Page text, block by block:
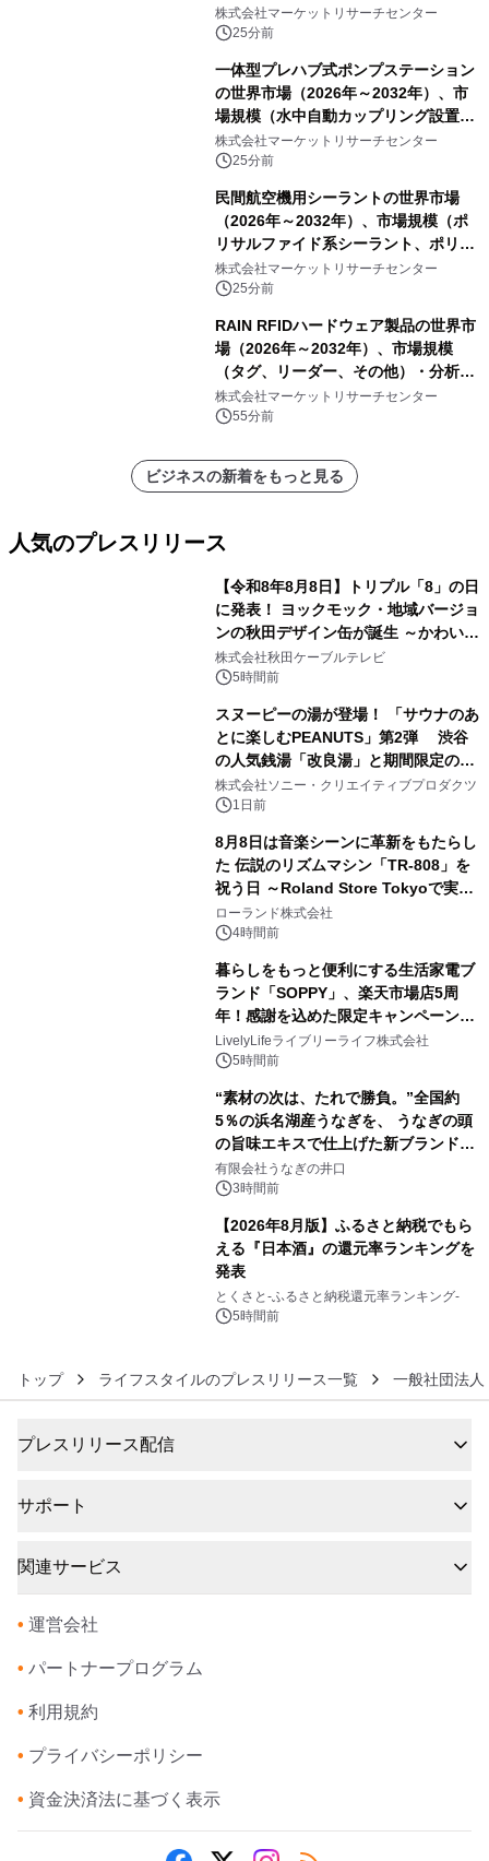
ン発電機セット、風力タービン、太陽
光発電機セット、その他）・分析レポ
株式会社マーケットリサーチセンター
25分前
一体型プレハブ式ポンプステーション
の世界市場（2026年～2032年）、市
場規模（水中自動カップリング設置、
陸上設置）・分析レポートを発表
株式会社マーケットリサーチセンター
25分前
民間航空機用シーラントの世界市場
（2026年～2032年）、市場規模（ポ
リサルファイド系シーラント、ポリチ
オエーテル系シーラント、シリコーン
系シーラント、その他）・分析レポー
株式会社マーケットリサーチセンター
25分前
RAIN RFIDハードウェア製品の世界市
場（2026年～2032年）、市場規模
（タグ、リーダー、その他）・分析レ
ポートを発表
株式会社マーケットリサーチセンター
55分前
ビジネスの新着をもっと見る
人気のプレスリリース
【令和8年8月8日】トリプル「8」の日
に発表！ ヨックモック・地域バージョ
ンの秋田デザイン缶が誕生 ～かわいい
秋田犬の子犬と秋田の四季と名所を巡
るパッケージ～ 9月1日(火)秋田県内で
株式会社秋田ケーブルテレビ
5時間前
スヌーピーの湯が登場！ 「サウナのあ
とに楽しむPEANUTS」第2弾 渋谷
の人気銭湯「改良湯」と期間限定のコ
ラボレーション サウナイキタイコラ
ボグッズも発売決定！
株式会社ソニー・クリエイティブプロダクツ
1日前
8月8日は音楽シーンに革新をもたらし
た 伝説のリズムマシン「TR-808」を
祝う日 ～Roland Store Tokyoで実機
を展示しての 記念キャンペーンを開
催 英国ラジオ「NTS」の 特別プログ
アーティストを フィーチャーしたアニ
メーションを公開～
ローランド株式会社
4時間前
暮らしをもっと便利にする生活家電ブ
ランド「SOPPY」、楽天市場店5周
年！感謝を込めた限定キャンペーンを
8月10日より開催
LivelyLifeライブリーライフ株式会社
5時間前
“素材の次は、たれで勝負。”全国約
5％の浜名湖産うなぎを、 うなぎの頭
の旨味エキスで仕上げた新ブランド
「井口の誉」誕生
有限会社うなぎの井口
3時間前
【2026年8月版】ふるさと納税でもら
える『日本酒』の還元率ランキングを
発表
とくさと-ふるさと納税還元率ランキング-
5時間前
トップ ライフスタイルのプレスリリース一覧 一般社団法
プレスリリース配信
サポート
関連サービス
• 運営会社
• パートナープログラム
• 利用規約
• プライバシーポリシー
• 資金決済法に基づく表示